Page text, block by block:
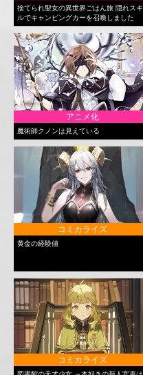
捨てられ聖女の異世界ごはん旅 隠れスキ
ルでキャンピングカーを召喚しました
アニメ化
魔術師クノンは見えている
コミカライズ
黄金の経験値
コミカライズ